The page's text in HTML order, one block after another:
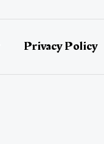
Privacy Policy